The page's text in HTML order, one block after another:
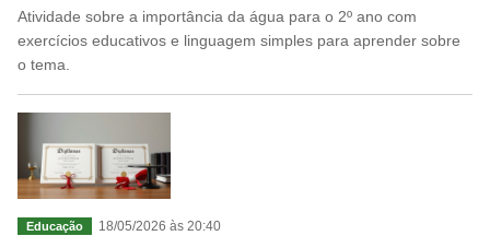
Atividade sobre a importância da água para o 2º ano com
exercícios educativos e linguagem simples para aprender sobre
o tema.
Educação 18/05/2026 às 20:40